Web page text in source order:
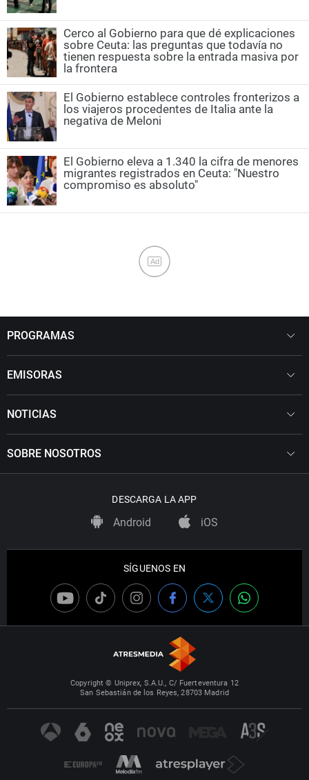
Cerco al Gobierno para que dé explicaciones
sobre Ceuta: las preguntas que todavía no
tienen respuesta sobre la entrada masiva por
la frontera
El Gobierno establece controles fronterizos a
los viajeros procedentes de Italia ante la
negativa de Meloni
El Gobierno eleva a 1.340 la cifra de menores
migrantes registrados en Ceuta: "Nuestro
compromiso es absoluto"
Ad
PROGRAMAS
EMISORAS
NOTICIAS
SOBRE NOSOTROS
DESCARGA LA APP
Android iOS
SÍGUENOS EN
Copyright © Uniprex, S.A.U., C/ Fuerteventura 12
San Sebastián de los Reyes, 28703 Madrid